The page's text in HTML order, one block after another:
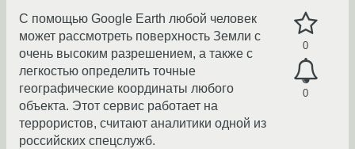
0
0
С помощью Google Earth любой человек
может рассмотреть поверхность Земли с
очень высоким разрешением, а также с
легкостью определить точные
географические координаты любого
объекта. Этот сервис работает на
террористов, считают аналитики одной из
российских спецслужб.